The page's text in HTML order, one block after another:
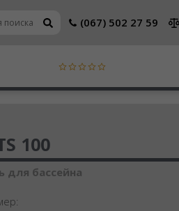
(067) 502 27 59
воздуха
100
для бассейна